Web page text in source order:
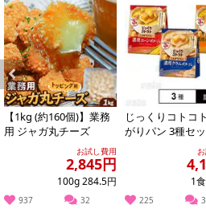
注意事項
お申込みの際は 「商品情報」に記
必ずご確認ください。
【キャンセルについて】
※お申込み後のキャンセルはお受けで
記載されている内容を必ずご確認いた
にご納得いただきましたうえでお申し
※パッケージ変更や商品リニューアル
の掲載画像や画像内のバーコードなど
Previous
【1kg (約160個)】業務
用 ジャガ丸チーズ
お試し費用
2,845円
100g 284.5円
937 32
じっくりコトコ
がりパン 3種セ
厚コーンポター
1
225 3